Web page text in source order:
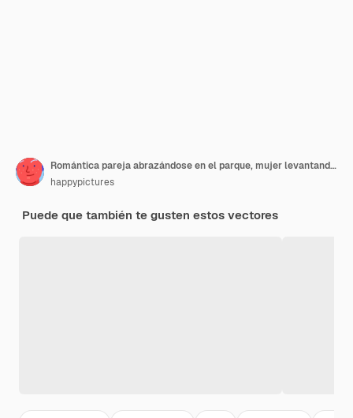
Romántica pareja abrazándose en el parque, mujer levantando la pierna. Bancos de madera, árbol verde y cielo azul. Diseño plano
happypictures
Puede que también te gusten estos vectores